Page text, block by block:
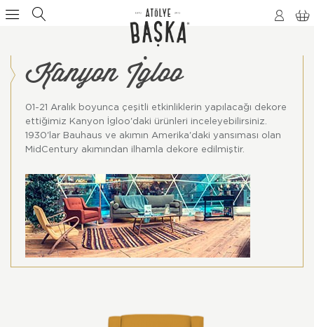
Kanyon İgloo
01-21 Aralık boyunca çeşitli etkinliklerin yapılacağı dekore
ettiğimiz Kanyon İgloo'daki ürünleri inceleyebilirsiniz.
1930'lar Bauhaus ve akımın Amerika'daki yansıması olan
MidCentury akımından ilhamla dekore edilmiştir.